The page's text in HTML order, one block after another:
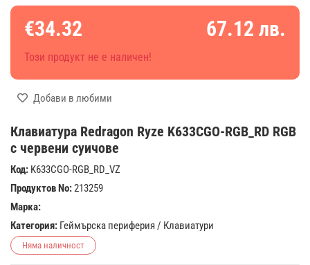
Клавиатура Redragon Ryze K633CGO-RGB_RD RGB
с червени суичове
Код: K633CGO-RGB_RD_VZ
Продуктов No:213259
Марка:
Категория: Геймърска периферия/ Клавиатури
Няма наличност
€34.32 67.12 лв.
Този продукт не е наличен!
Добави в любими